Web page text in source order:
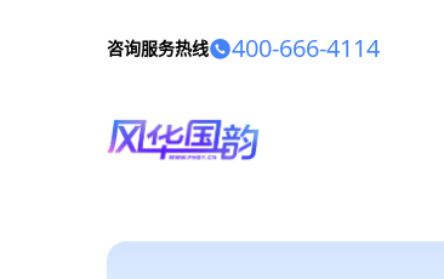
咨询服务热线 400-666-4114